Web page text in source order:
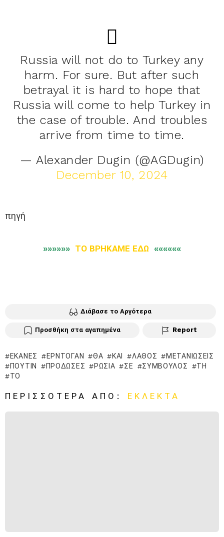
Russia will not do to Turkey any
harm. For sure. But after such
betrayal it is hard to hope that
Russia will come to help Turkey in
the case of trouble. And troubles
arrive from time to time.
— Alexander Dugin (@AGDugin)
December 10, 2024
πηγή
»»»»»» ΤΟ ΒΡΗΚΑΜΕ ΕΔΩ ««««««
Διάβασε το Αργότερα
Προσθήκη στα αγαπημένα Report
ΈΚΑΝΕΣ ΕΡΝΤΟΓΆΝ ΘΑ ΚΑΙ ΛΆΘΟΣ
ΜΕΤΑΝΙΏΣΕΙΣ
ΠΟΎΤΙΝ
ΠΡΌΔΩΣΕΣ ΡΩΣΊΑ ΣΕ ΣΎΜΒΟΥΛΟΣ
ΤΗ
ΤΟ
ΠΕΡΙΣΣΌΤΕΡΑ ΑΠΌ: ΕΚΛΕΚΤΆ